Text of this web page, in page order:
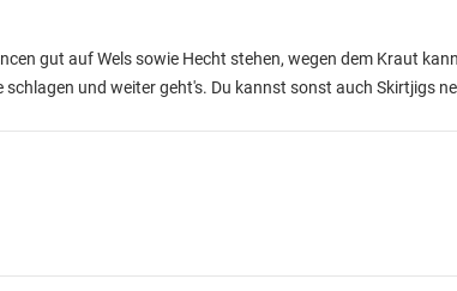
gut auf Wels sowie Hecht stehen, wegen dem Kraut
schlagen und weiter geht's. Du kannst sonst auch Skirtjigs